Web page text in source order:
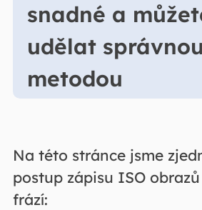
snadné a
udělat správnou
metodou
Na této stránce jsme
postup zápisu ISO
frází: